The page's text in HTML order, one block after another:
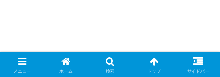
メニュー ホーム 検索 トップ サイドバー